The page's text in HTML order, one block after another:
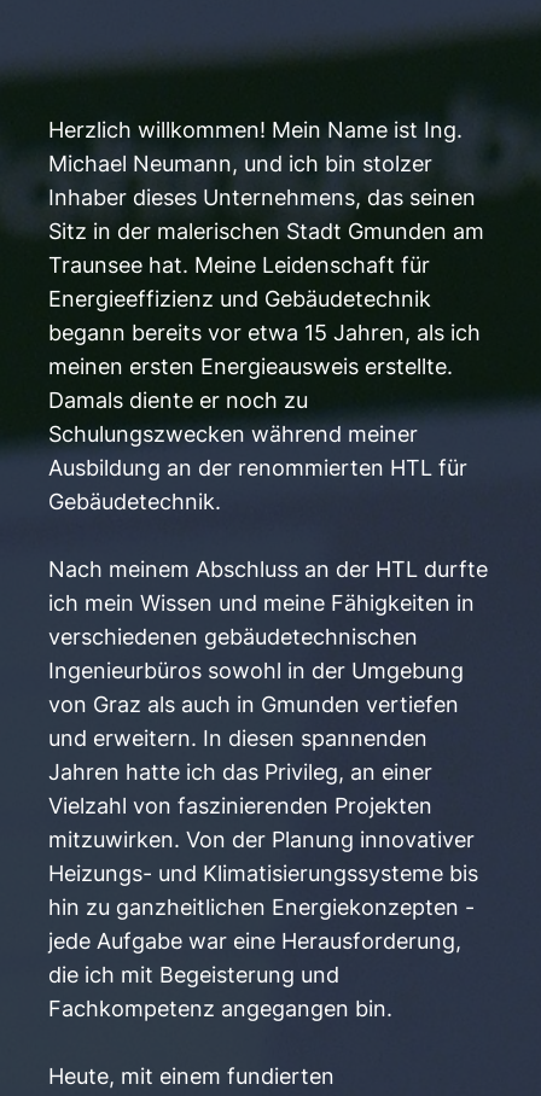
Herzlich willkommen! Mein Name ist Ing.
Michael Neumann, und ich bin stolzer
Inhaber dieses Unternehmens, das seinen
Sitz in der malerischen Stadt Gmunden am
Traunsee hat. Meine Leidenschaft für
Energieeffizienz und Gebäudetechnik
begann bereits vor etwa 15 Jahren, als ich
meinen ersten Energieausweis erstellte.
Damals diente er noch zu
Schulungszwecken während meiner
Ausbildung an der renommierten HTL für
Gebäudetechnik.
Nach meinem Abschluss an der HTL durfte
ich mein Wissen und meine Fähigkeiten in
verschiedenen gebäudetechnischen
Ingenieurbüros sowohl in der Umgebung
von Graz als auch in Gmunden vertiefen
und erweitern. In diesen spannenden
Jahren hatte ich das Privileg, an einer
Vielzahl von faszinierenden Projekten
mitzuwirken. Von der Planung innovativer
Heizungs- und Klimatisierungssysteme bis
hin zu ganzheitlichen Energiekonzepten -
jede Aufgabe war eine Herausforderung,
die ich mit Begeisterung und
Fachkompetenz angegangen bin.
Heute, mit einem fundierten